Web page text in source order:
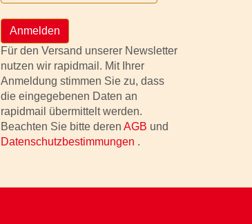
Anmelden
Für den Versand unserer Newsletter
nutzen wir rapidmail. Mit Ihrer
Anmeldung stimmen Sie zu, dass
die eingegebenen Daten an
rapidmail übermittelt werden.
Beachten Sie bitte deren AGB und
Datenschutzbestimmungen .